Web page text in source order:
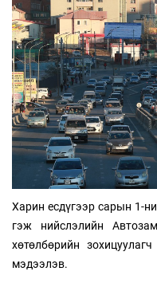
Харин есдүгээр сарын 1-
гэж нийслэлийн
хөтөлбөрийн
мэдээлэв.